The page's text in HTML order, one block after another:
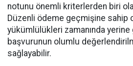
notunu önemli kriterlerden biri
Düzenli ödeme geçmişine sahip
yükümlülükleri zamanında
başvurunun olumlu
sağlayabilir.